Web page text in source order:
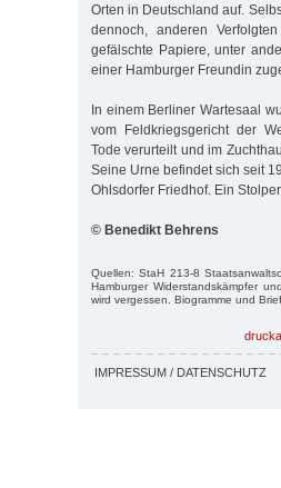
Orten in Deutschland auf.
dennoch, anderen
gefälschte Papiere, unter
einer Hamburger Freundin
In einem Berliner Wartesaal
vom Feldkriegsgericht der
Tode verurteilt und im
Seine Urne befindet sich seit
Ohlsdorfer Friedhof. Ein
© Benedikt Behrens
Quellen: StaH 213-8
Hamburger Widerstandskämpfer
wird vergessen. Biogramme und
IMPRESSUM / DATENSCHUTZ